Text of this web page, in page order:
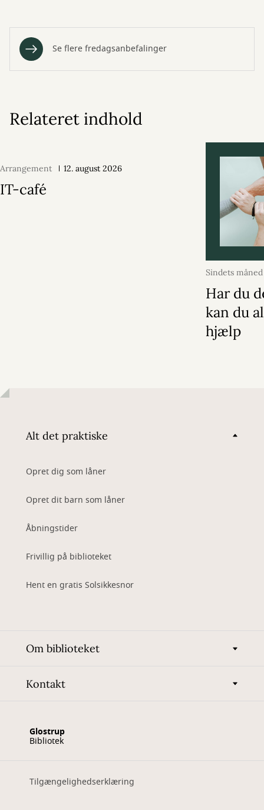
Se flere fredagsanbefalinger
Relateret indhold
Arrangement 12. august 2026
IT-café
Sindets måned
2026
Har du
kan du
hjælp
Alt det praktiske
Opret dig som låner
Opret dit barn som låner
Åbningstider
Frivillig på biblioteket
Hent en gratis Solsikkesnor
Om biblioteket
Kontakt
Glostrup
Bibliotek
Tilgængelighedserklæring